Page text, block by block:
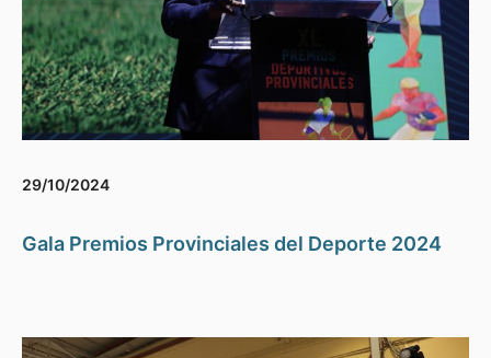
29/10/2024
Gala Premios Provinciales del Deporte 2024